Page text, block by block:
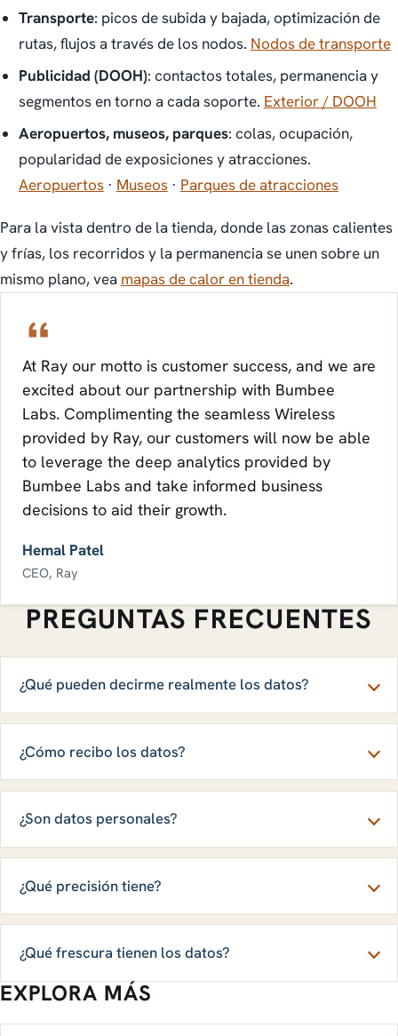
Transporte: picos de subida y bajada, optimización de
rutas, flujos a través de los nodos. Nodos de transporte
Publicidad (DOOH): contactos totales, permanencia y
segmentos en torno a cada soporte. Exterior / DOOH
Aeropuertos, museos, parques: colas, ocupación,
popularidad de exposiciones y atracciones.
Aeropuertos· Museos· Parques de atracciones
Para la vista dentro de la tienda, donde las zonas calientes
y frías, los recorridos y la permanencia se unen sobre un
mismo plano, vea mapas de calor en tienda.
At Ray our motto is customer success, and we are
excited about our partnership with Bumbee
Labs. Complimenting the seamless Wireless
provided by Ray, our customers will now be able
to leverage the deep analytics provided by
Bumbee Labs and take informed business
decisions to aid their growth.
Hemal Patel
CEO, Ray
PREGUNTAS FRECUENTES
¿Qué pueden decirme realmente los datos?
¿Cómo recibo los datos?
¿Son datos personales?
¿Qué precisión tiene?
¿Qué frescura tienen los datos?
EXPLORA MÁS